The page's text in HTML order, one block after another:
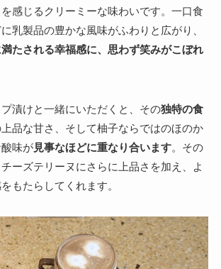
感じるクリーミーな味わいです。一口食
乳製品の豊かな風味がふわりと広がり、
たされる幸福感に、思わず笑みがこぼれ
プ漬けと一緒にいただくと、その独特の食
品な甘さ、そして柚子ならではのほのか
味が見事なほどに重なり合います。その
ーズテリーヌにさらに上品さを加え、よ
もたらしてくれます。